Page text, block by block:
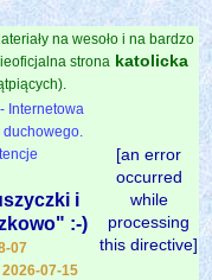
na wesoło i na bardzo
strona katolicka
Internetowa
duchowego.
i
:-)
07
07-15
[an error
occurred
while
processing
this directive]